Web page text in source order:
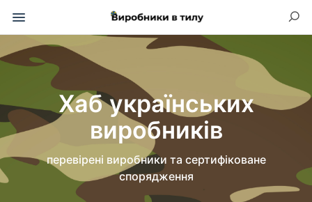
Хаб українських
виробників
перевірені виробники та сертифіковане
спорядження